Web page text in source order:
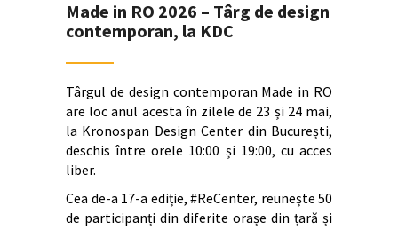
Made in RO 2026 – Târg de design
contemporan, la KDC
Târgul de design contemporan Made in RO
are loc anul acesta în zilele de 23 și 24 mai,
la Kronospan Design Center din București,
deschis între orele 10:00 și 19:00, cu acces
liber.
Cea de-a 17-a ediție, #ReCenter, reunește 50
de participanți din diferite orașe din țară și